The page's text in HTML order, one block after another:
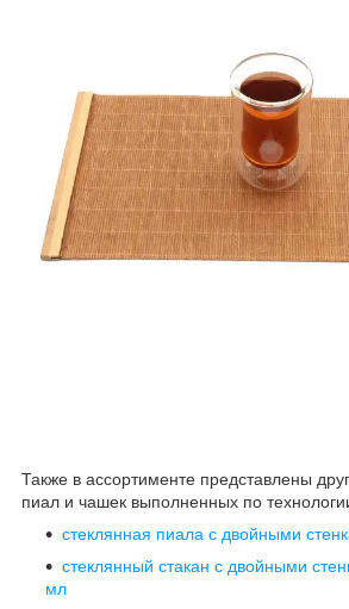
Также в ассортименте представлены
пиал и чашек выполненных по
стеклянная пиала с двойными
стеклянный стакан с двойными
мл